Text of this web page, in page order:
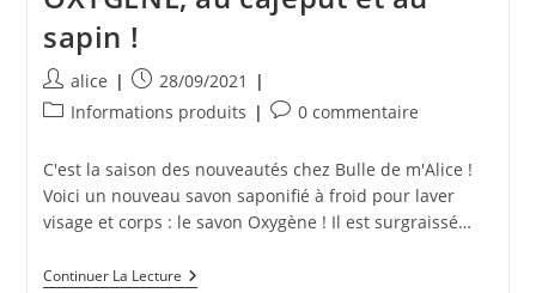
sapin !
Auteur/autrice
de
alice
Publication
publiée :
28/09/2021
PostInformations produits
Commentaires
la
publication :
0 commentaire
C'est la saison des nouveautés chez Bulle de m'Alice !
Voici un nouveau savon saponifié à froid pour laver
visage et corps : le savon Oxygène ! Il est surgraissé…
Continuer La LectureNOUVEAUTÉ